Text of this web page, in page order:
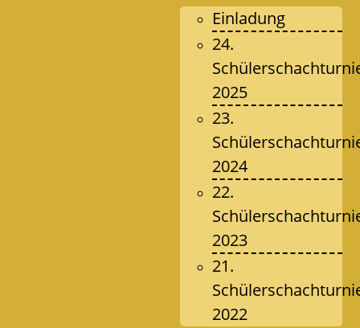
Einladung
24.
2025
23.
2024
22.
2023
21.
2022